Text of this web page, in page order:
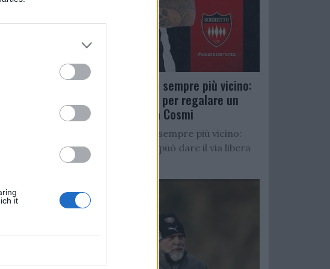
it
Salernitana, D’Ursi sempre più vicino:
Faggiano accelera per regalare un
altro attaccante a Cosmi
Salernitana, D’Ursi sempre più vicino:
Starita al Sorrento può dare il via libera
all’operazione